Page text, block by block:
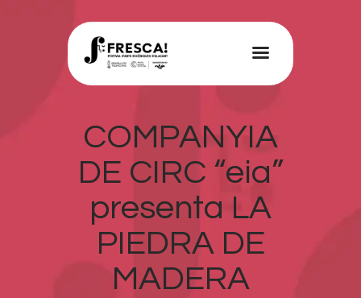
COMPANYIA
DE CIRC “eia”
presenta LA
PIEDRA DE
MADERA
Programa
Contacte
VAL